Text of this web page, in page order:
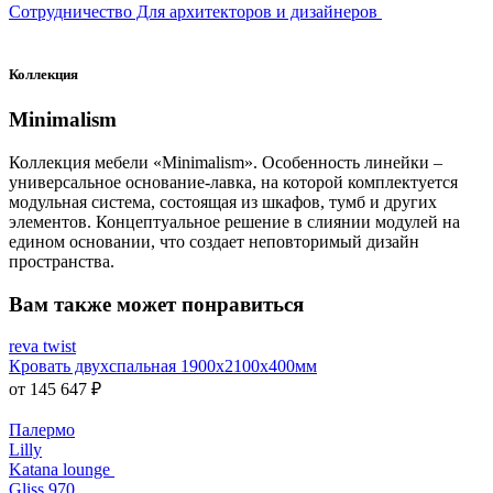
Сотрудничество Для архитекторов и дизайнеров
Коллекция
Minimalism
Коллекция мебели «Minimalism». Особенность линейки –
универсальное основание-лавка, на которой комплектуется
модульная система, состоящая из шкафов, тумб и других
элементов. Концептуальное решение в слиянии модулей на
едином основании, что создает неповторимый дизайн
пространства.
Вам также может понравиться
reva twist
Кровать двухспальная 1900х2100х400мм
от 145 647 ₽
Палермо
Lilly
Katana lounge